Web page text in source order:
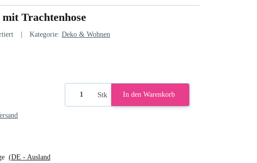
Trachtenhose
Kategorie: Deko & Wohnen
(DE - Ausland
Stk In den Warenkorb